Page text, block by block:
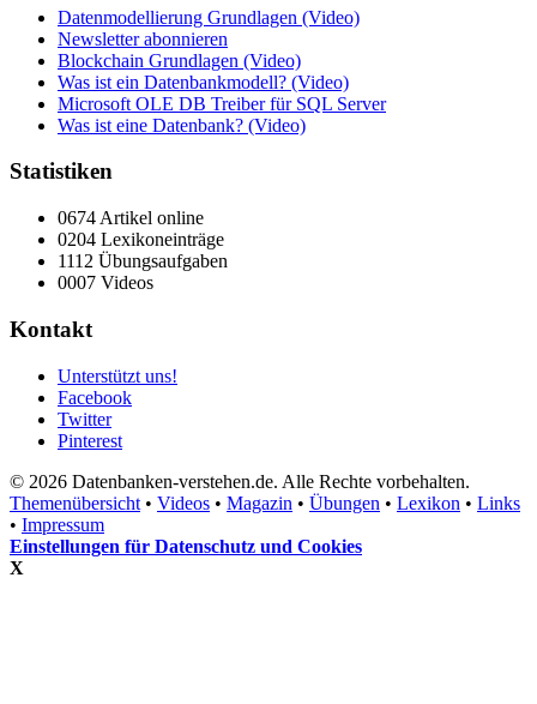
Datenmodellierung Grundlagen (Video)
Newsletter abonnieren
Blockchain Grundlagen (Video)
Was ist ein Datenbankmodell? (Video)
Microsoft OLE DB Treiber für SQL Server
Was ist eine Datenbank? (Video)
Statistiken
0674 Artikel online
0204 Lexikoneinträge
1112 Übungsaufgaben
0007 Videos
Kontakt
Unterstützt uns!
Facebook
Twitter
Pinterest
© 2026 Datenbanken-verstehen.de. Alle Rechte vorbehalten.
Themenübersicht • Videos • Magazin • Übungen • Lexikon • Links
• Impressum
Einstellungen für Datenschutz und Cookies
X